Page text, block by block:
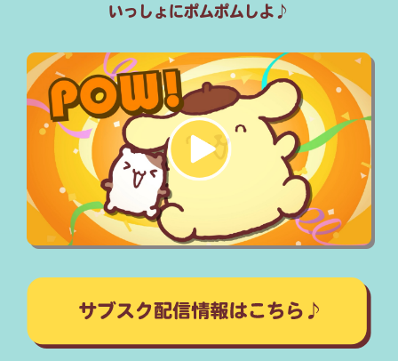
いっしょにポムポムしよ♪